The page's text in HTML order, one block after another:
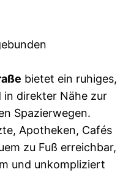
bietet ein ruhiges,
in direkter Nähe zur
Spazierwegen.
Apotheken, Cafés
zu Fuß erreichbar,
und unkompliziert